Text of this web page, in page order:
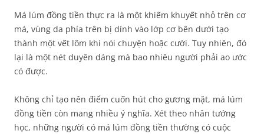
Má lúm đồng tiền thực ra là một khiếm khuyết nhỏ trên cơ
má, vùng da phía trên bị dính vào lớp cơ bên dưới tạo
thành một vết lõm khi nói chuyện hoặc cười. Tuy nhiên, đó
lại là một nét duyên dáng mà bao nhiêu người phải ao ước
có được.
Không chỉ tạo nên điểm cuốn hút cho gương mặt, má lúm
đồng tiền còn mang nhiều ý nghĩa. Xét theo nhân tướng
học, những người có má lúm đồng tiền thường có cuộc